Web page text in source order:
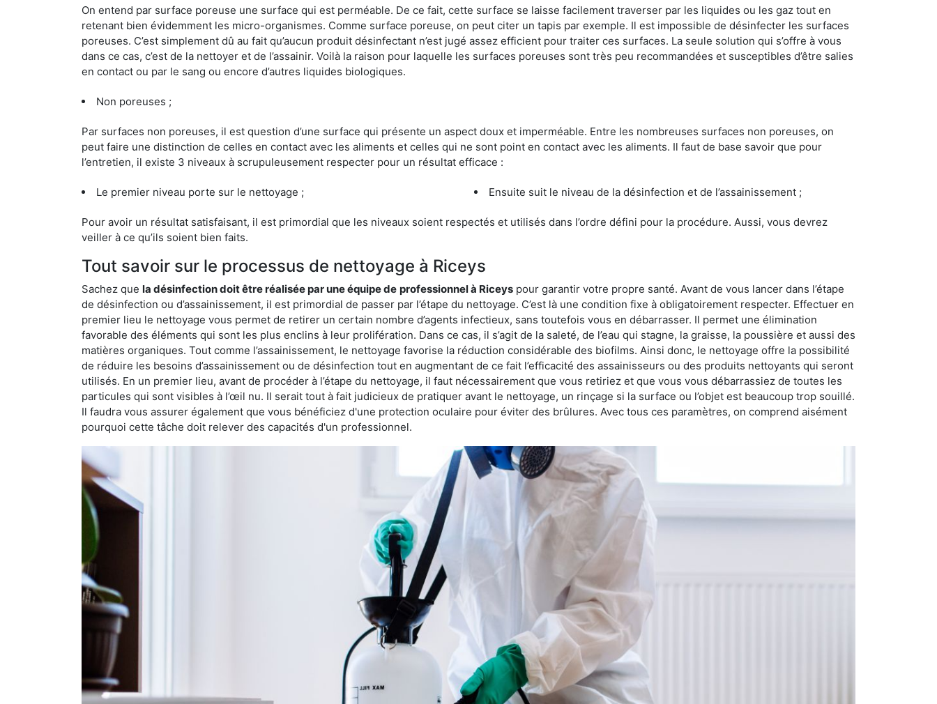
On entend par surface poreuse une surface qui est perméable. De ce fait, cette surface se laisse facilement traverser par les liquides ou les gaz tout en
retenant bien évidemment les micro-organismes. Comme surface poreuse, on peut citer un tapis par exemple. Il est impossible de désinfecter les surfaces
poreuses. C’est simplement dû au fait qu’aucun produit désinfectant n’est jugé assez efficient pour traiter ces surfaces. La seule solution qui s’offre à vous
dans ce cas, c’est de la nettoyer et de l’assainir. Voilà la raison pour laquelle les surfaces poreuses sont très peu recommandées et susceptibles d’être salies
en contact ou par le sang ou encore d’autres liquides biologiques.
Non poreuses ;
Par surfaces non poreuses, il est question d’une surface qui présente un aspect doux et imperméable. Entre les nombreuses surfaces non poreuses, on
peut faire une distinction de celles en contact avec les aliments et celles qui ne sont point en contact avec les aliments. Il faut de base savoir que pour
l’entretien, il existe 3 niveaux à scrupuleusement respecter pour un résultat efficace :
Le premier niveau porte sur le nettoyage ; Ensuite suit le niveau de la désinfection et de l’assainissement ;
Pour avoir un résultat satisfaisant, il est primordial que les niveaux soient respectés et utilisés dans l’ordre défini pour la procédure. Aussi, vous devrez
veiller à ce qu’ils soient bien faits.
Tout savoir sur le processus de nettoyage à Riceys
Sachez que la désinfection doit être réalisée par une équipe de professionnel à Riceys pour garantir votre propre santé. Avant de vous lancer dans l’étape
de désinfection ou d’assainissement, il est primordial de passer par l’étape du nettoyage. C’est là une condition fixe à obligatoirement respecter. Effectuer en
premier lieu le nettoyage vous permet de retirer un certain nombre d’agents infectieux, sans toutefois vous en débarrasser. Il permet une élimination
favorable des éléments qui sont les plus enclins à leur prolifération. Dans ce cas, il s’agit de la saleté, de l’eau qui stagne, la graisse, la poussière et aussi des
matières organiques. Tout comme l’assainissement, le nettoyage favorise la réduction considérable des biofilms. Ainsi donc, le nettoyage offre la possibilité
de réduire les besoins d’assainissement ou de désinfection tout en augmentant de ce fait l’efficacité des assainisseurs ou des produits nettoyants qui seront
utilisés. En un premier lieu, avant de procéder à l’étape du nettoyage, il faut nécessairement que vous retiriez et que vous vous débarrassiez de toutes les
particules qui sont visibles à l’œil nu. Il serait tout à fait judicieux de pratiquer avant le nettoyage, un rinçage si la surface ou l’objet est beaucoup trop souillé.
Il faudra vous assurer également que vous bénéficiez d'une protection oculaire pour éviter des brûlures. Avec tous ces paramètres, on comprend aisément
pourquoi cette tâche doit relever des capacités d'un professionnel.